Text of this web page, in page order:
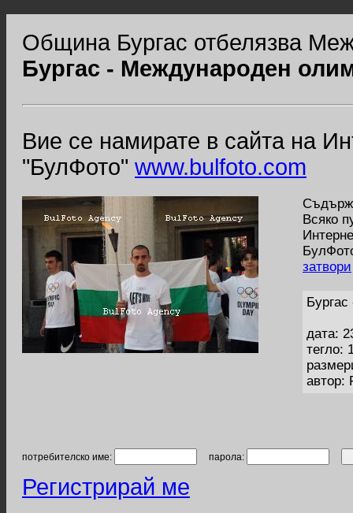
Община Бургас отбелязва
Бургас - Международен
Вие се намирате в сайта на
"БулФото" www.bulfoto.com
Всяко
затвори
дата:
тегло:
автор:
потребителско име: парола:
Регистрирай ме